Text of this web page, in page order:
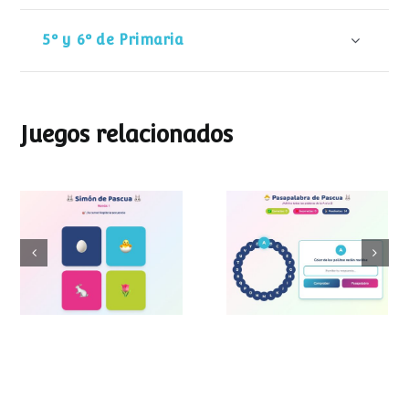
5º y 6º de Primaria
Juegos relacionados
Simon de Pascua
Pasapalabra de
Pascua